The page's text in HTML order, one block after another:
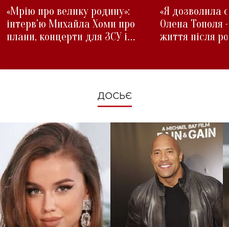
«Мрію про велику родину»:
інтерв'ю Михайла Хоми про
плани, концерти для ЗСУ і
«Я дозволила
Олена Тополя
життя після
ДОСЬЄ